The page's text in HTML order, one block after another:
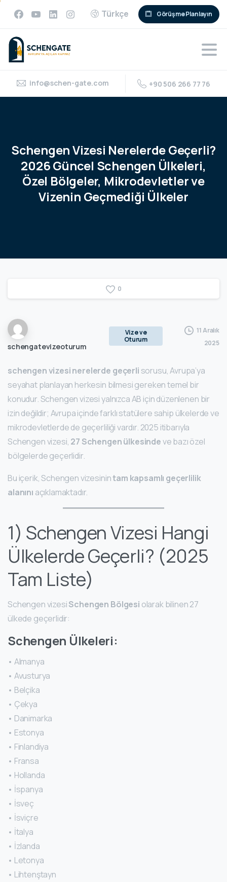
Türkçe Görüşme Planlayın
info@schen-gate.com +90 506 266 77 76
SchengenVizesi NerelerdeGeçerli?
2026Güncel Schengen Ülkeleri,
Özel Bölgeler, Mikrodevletlerve
Vizenin Geçmediği Ülkeler
0
schengatevizeoturum
Vize ve
Oturum
11 Aralık
2025
schengen vizesi nerelerde geçerli sorusu, Avrupa’ya
seyahat planlayan herkesin bilmesi gereken temel bir
konudur. Schengen vizesi yalnızca AB için düzenlenen bir
izin değildir; Avrupa içinde farklı statülere sahip ülkelerde ve
mikrodevletlerde de geçerliliği vardır. 2025 itibarıyla
Schengen vizesi, 27 Schengen ülkesindeve bazı özel
bölgelerde geçerlidir.
Bu içerik, Schengen vizesinintam kapsamlı geçerlilik
alanını açıklamaktadır.
1) Schengen Vizesi Hangi
Ülkelerde Geçerli? (2025
Tam Liste)
Schengen vizesiSchengen Bölgesi olarak bilinen 27
ülkede geçerlidir:
Schengen Ülkeleri:
• Almanya
• Avusturya
• Belçika
• Çekya
• Danimarka
• Estonya
• Finlandiya
• Fransa
• Hollanda
• İspanya
• İsveç
• İsviçre
• İtalya
• İzlanda
• Letonya
• Lihtenştayn